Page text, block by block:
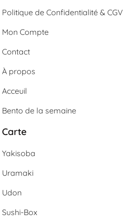
Politique de Confidentialité & CGV
Mon Compte
Contact
À propos
Acceuil
Bento de la semaine
Carte
Yakisoba
Uramaki
Udon
Sushi-Box